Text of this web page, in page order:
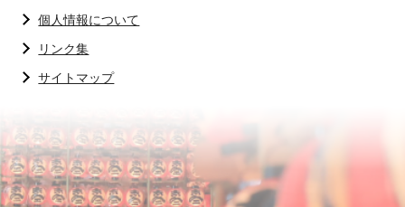
個人情報について
リンク集
サイトマップ